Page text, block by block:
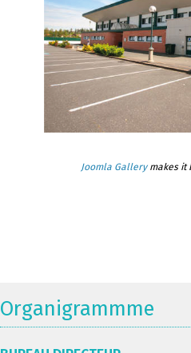
Joomla Gallerymakes it
Organigrammme